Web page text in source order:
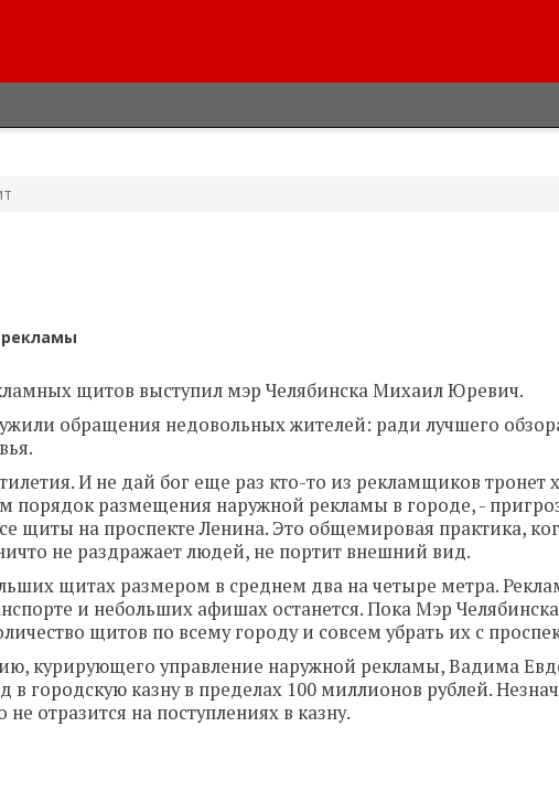
рекламы
щитов выступил мэр Челябинска Михаил Юревич.
обращения недовольных жителей: ради лучшего
И не дай бог еще раз кто-то из рекламщиков тронет
порядок размещения наружной рекламы в городе, -
щиты на проспекте Ленина. Это общемировая практика,
не раздражает людей, не портит внешний вид.
щитах размером в среднем два на четыре метра.
и небольших афишах останется. Пока Мэр
щитов по всему городу и совсем убрать их с
курирующего управление наружной рекламы, Вадима
городскую казну в пределах 100 миллионов рублей.
отразится на поступлениях в казну.